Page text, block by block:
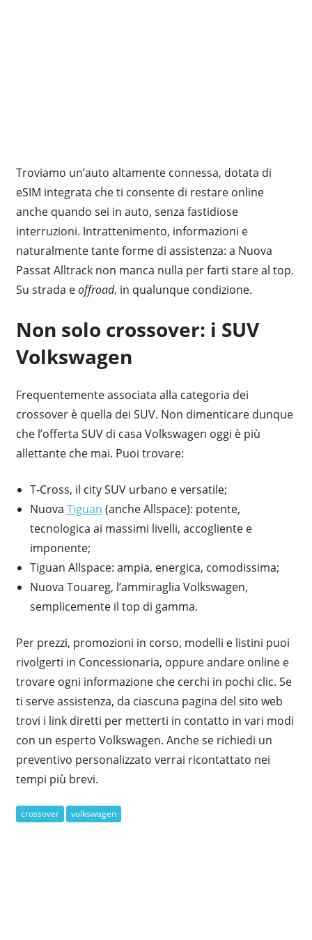
Troviamo un’auto altamente connessa, dotata di
eSIM integrata che ti consente di restare online
anche quando sei in auto, senza fastidiose
interruzioni. Intrattenimento, informazioni e
naturalmente tante forme di assistenza: a Nuova
Passat Alltrack non manca nulla per farti stare al top.
Su strada eoffroad, in qualunque condizione.
Non solo crossover: i SUV
Volkswagen
Frequentemente associata alla categoria dei
crossover è quella dei SUV. Non dimenticare dunque
che l’offerta SUV di casa Volkswagen oggi è più
allettante che mai. Puoi trovare:
T-Cross, il city SUV urbano e versatile;
Nuova Tiguan (anche Allspace): potente,
tecnologica ai massimi livelli, accogliente e
imponente;
Tiguan Allspace: ampia, energica, comodissima;
Nuova Touareg, l’ammiraglia Volkswagen,
semplicemente il top di gamma.
Per prezzi, promozioni in corso, modelli e listini puoi
rivolgerti in Concessionaria, oppure andare online e
trovare ogni informazione che cerchi in pochi clic. Se
ti serve assistenza, da ciascuna pagina del sito web
trovi i link diretti per metterti in contatto in vari modi
con un esperto Volkswagen. Anche se richiedi un
preventivo personalizzato verrai ricontattato nei
tempi più brevi.
crossover volkswagen